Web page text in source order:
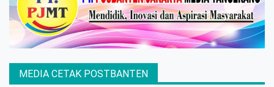
MEDIA CETAK POSTBANTEN